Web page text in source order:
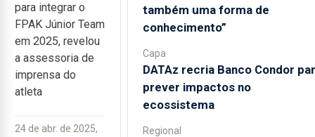
para integrar o
FPAK Júnior Team
em 2025, revelou
a assessoria de
imprensa do
atleta
24 de abr. de 2025,
também uma forma de
conhecimento”
Capa
DATAz recria Banco Condor
prever impactos no
ecossistema
Regional